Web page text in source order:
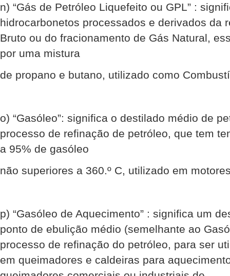
n) “Gás de Petróleo Liquefeito ou GPL” :
hidrocarbonetos processados e derivados da
Bruto ou do fracionamento de Gás Natural,
por uma mistura
de propano e butano, utilizado como
o) “Gasóleo”: significa o destilado médio de
processo de refinação de petróleo, que tem
a 95% de gasóleo
não superiores a 360.º C, utilizado em
p) “Gasóleo de Aquecimento” : significa um
ponto de ebulição médio (semelhante ao
processo de refinação do petróleo, para ser
em queimadores e caldeiras para